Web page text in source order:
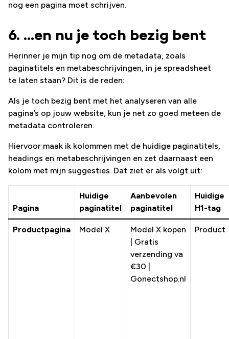
nog een pagina moet schrijven.
6. …en nu je toch bezig bent
Herinner je mijn tip nog om de metadata, zoals
paginatitels en metabeschrijvingen, in je spreadsheet
te laten staan? Dit is de reden:
Als je toch bezig bent met het analyseren van alle
pagina’s op jouw website, kun je net zo goed meteen de
metadata controleren.
Hiervoor maak ik kolommen met de huidige paginatitels,
headings en metabeschrijvingen en zet daarnaast een
kolom met mijn suggesties. Dat ziet er als volgt uit:
Pagina
Huidige
paginatitel
Aanbevolen
paginatitel
Huidige
H1-tag
Productpagina Model X
Model X kopen
| Gratis
verzending va
€30 |
Gonectshop.nl
Product